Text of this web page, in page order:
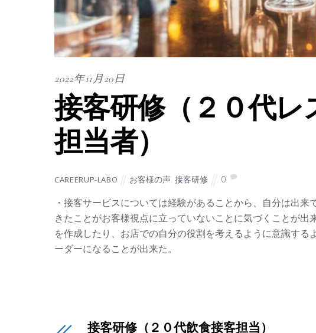
2022年11月20日
接客研修（２０代
担当者）
CAREERUP-LABO お客様の声 ,接客研修 0
・接客サービスについては経験があることから、自分は出
きたことがお客様視点に立っていないことに気づくことが
を作成したり、お店での自分の役割を考えるように意識す
ーダーになることが出来た。
接客研修（２０代飲食接客担当）